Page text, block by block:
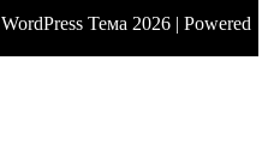
Тема 2026 | Powered